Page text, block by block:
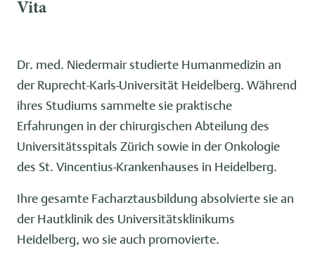
Vita
Dr. med. Niedermair studierte Humanmedizin an
der Ruprecht-Karls-Universität Heidelberg. Während
ihres Studiums sammelte sie praktische
Erfahrungen in der chirurgischen Abteilung des
Universitätsspitals Zürich sowie in der Onkologie
des St. Vincentius-Krankenhauses in Heidelberg.
Ihre gesamte Facharztausbildung absolvierte sie an
der Hautklinik des Universitätsklinikums
Heidelberg, wo sie auch promovierte.